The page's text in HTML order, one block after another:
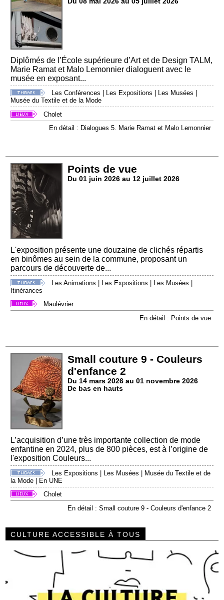
Diplômés de l’École supérieure d’Art et de Design TALM,
Marie Ramat et Malo Lemonnier dialoguent avec le
musée en exposant...
Les Conférences Les Expositions Les Musées
Musée du Textile et de la Mode
Cholet
En détail : Dialogues 5. Marie Ramat et Malo Lemonnier
Points de vue
Du 01 juin 2026 au 12 juillet 2026
L'exposition présente une douzaine de clichés répartis
en binômes au sein de la commune, proposant un
parcours de découverte de...
Les Animations Les Expositions Les Musées
Itinérances
Maulévrier
En détail : Points de vue
Small couture 9 - Couleurs
d'enfance 2
Du 14 mars 2026 au 01 novembre 2026
De bas en hauts
L’acquisition d’une très importante collection de mode
enfantine en 2024, plus de 800 pièces, est à l’origine de
l'exposition Couleurs...
Les Expositions | Les Musées | Musée du Textile et de
la Mode | En UNE
Cholet
En détail : Small couture 9 - Couleurs d'enfance 2
CULTURE ACCESSIBLE À TOUS